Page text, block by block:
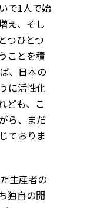
で1人で始
え、そし
つひとつ
ことを積
、日本の
に活性化
ども、こ
ら、まだ
ておりま
生産者の
独自の開